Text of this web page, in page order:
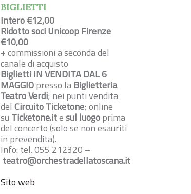
BIGLIETTI
Intero €12,00
Ridotto soci Unicoop Firenze
€10,00
+ commissioni a seconda del
canale di acquisto
Biglietti IN VENDITA DAL 6
MAGGIOpresso laBiglietteria
Teatro Verdi; nei punti vendita
del Circuito Ticketone; online
su Ticketone.itesul luogoprima
del concerto (solo se non esauriti
in prevendita).
Info: tel. 055 212320 –
teatro@orchestradellatoscana.it
Sito web